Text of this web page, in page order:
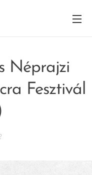
Néprajzi
Fesztivál